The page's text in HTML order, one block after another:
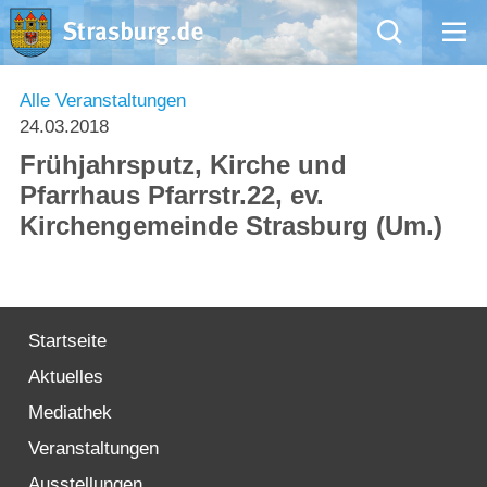
Mängelmeldung
Rathaus
Willkommen in Strasburg (Uckermark)
Alle Veranstaltungen
24.03.2018
Frühjahrsputz, Kirche und
Pfarrhaus Pfarrstr.22, ev.
Kirchengemeinde Strasburg (Um.)
Startseite
Aktuelles
Mediathek
Veranstaltungen